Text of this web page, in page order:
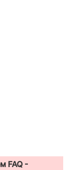
FAQ -